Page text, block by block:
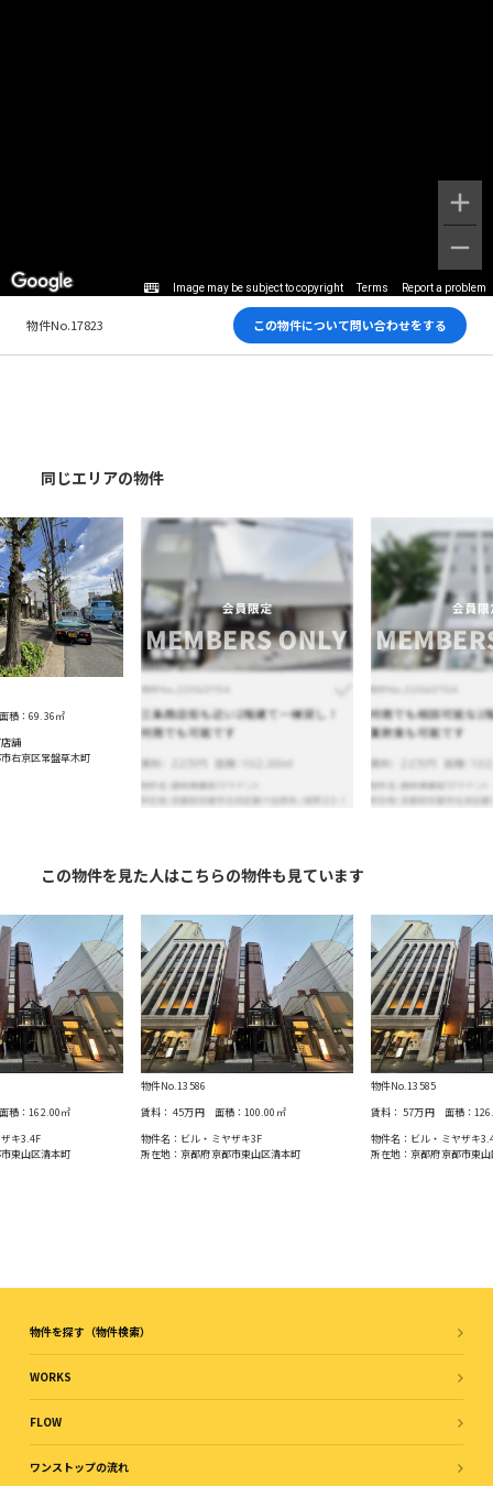
Image may be subject to copyright Terms Report a problem
物件No.17823 この物件について問い合わせをする
同じエリアの物件
積：69.36㎡
舗
右京区常盤草木町
この物件を見た人はこちらの物件も見ています
積：162.00㎡
キ3.4F
東山区清本町
物件No.13586
賃料：45万円面積： 100.00 ㎡
物件名：ビル・ミヤザキ3F
所在地：京都府京都市東山区清本町
物件No.13585
賃料：57万円面積：
物件名：ビル・ミヤザキ
所在地：京都府京都市東
物件を探す（物件検索）
WORKS
FLOW
ワンストップの流れ